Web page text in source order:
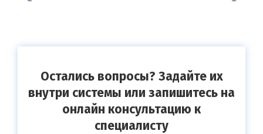
Остались вопросы? Задайте их
внутри системы или запишитесь на
онлайн консультацию к
специалисту